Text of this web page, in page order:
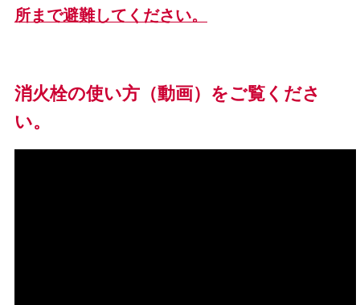
所まで避難してください。
消火栓の使い方（動画）をご覧くださ
い。